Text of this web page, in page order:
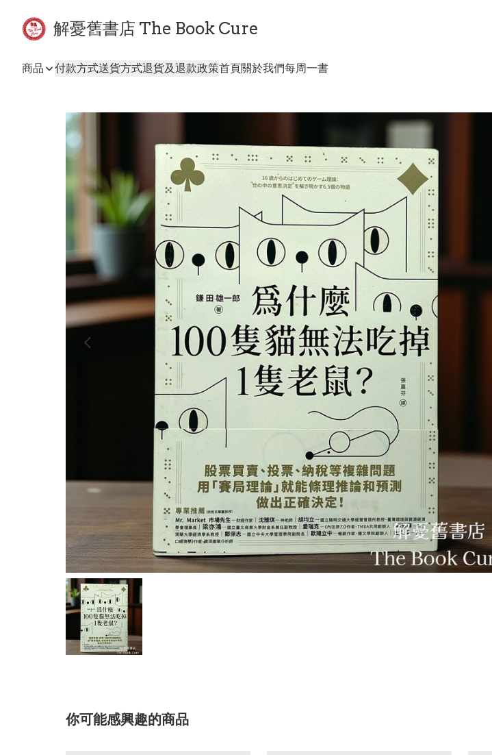
解憂舊書店 The Book Cure
商品 付款方式送貨方式退貨及退款政策首頁關於我們每周一書
你可能感興趣的商品